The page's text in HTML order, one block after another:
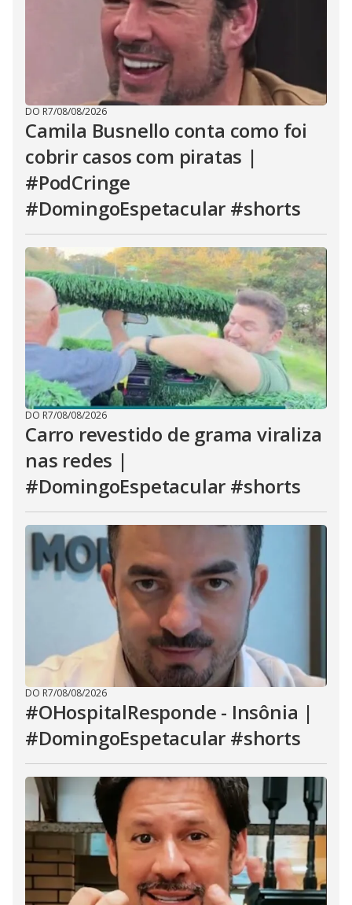
DO R7/08/08/2026
Camila Busnello conta como foi
cobrir casos com piratas |
#PodCringe
#DomingoEspetacular #shorts
DO R7/08/08/2026
Carro revestido de grama viraliza
nas redes |
#DomingoEspetacular #shorts
DO R7/08/08/2026
#OHospitalResponde - Insônia |
#DomingoEspetacular #shorts